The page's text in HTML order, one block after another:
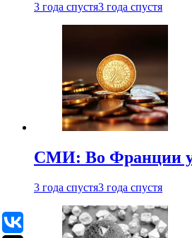
3 года спустя3 года спустя
СМИ: Во Франции
3 года спустя3 года спустя